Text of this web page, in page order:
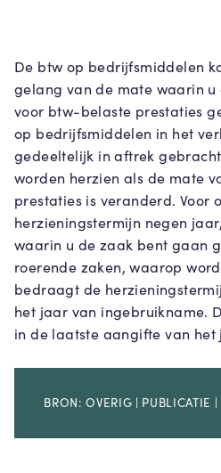
De btw op bedrijfsmiddelen
gelang van de mate waarin
voor btw-belaste prestaties
op bedrijfsmiddelen in het
gedeeltelijk in aftrek
worden herzien als de mate
prestaties is veranderd. Voor
herzieningstermijn negen
waarin u de zaak bent gaan
roerende zaken, waarop
bedraagt de
het jaar van ingebruikname.
in de laatste aangifte van het
BRON: OVERIG | PUBLICATIE